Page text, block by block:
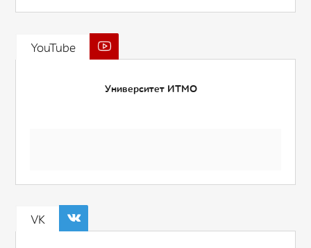
YouTube
Университет ИТМО
VK